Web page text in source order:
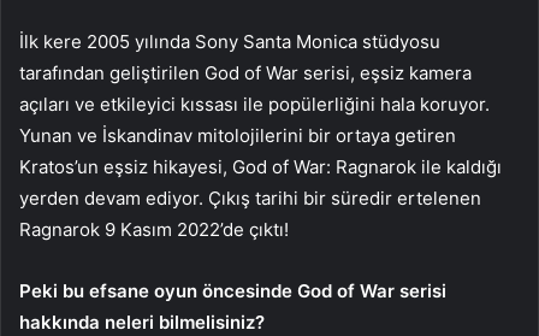
İlk kere 2005 yılında Sony Santa Monica stüdyosu
tarafından geliştirilen God of War serisi, eşsiz kamera
açıları ve etkileyici kıssası ile popülerliğini hala koruyor.
Yunan ve İskandinav mitolojilerini bir ortaya getiren
Kratos’un eşsiz hikayesi, God of War: Ragnarok ile kaldığı
yerden devam ediyor. Çıkış tarihi bir süredir ertelenen
Ragnarok 9 Kasım 2022’de çıktı!
Peki bu efsane oyun öncesinde God of War serisi
hakkında neleri bilmelisiniz?